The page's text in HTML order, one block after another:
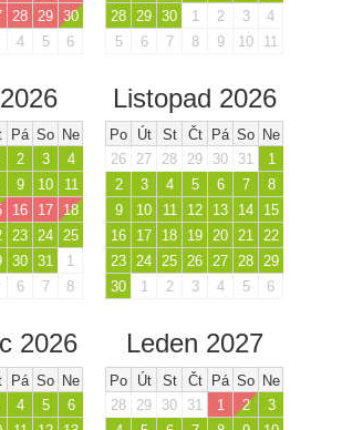
28 29 30
4 5 6
28
29 30 1 2 3
4
5
6 7 8 9 10 11
Pá So Ne
2 3
4
9 10
11
16 17
18
23 24 25
30 31
1
6 7 8
Listopad 2026
Po Út St Čt Pá So Ne
26
27 28 29 30 31
1
2
3 4 5 6 7
8
9
10 11 12 13 14
15
16
17 18 19 20 21 22
23 24 25 26 27 28 29
30
1 2 3 4 5 6
2026
Pá So Ne
4 5
6
Leden 2027
Po Út St Čt Pá So Ne
28
29 30 31 1 2
3